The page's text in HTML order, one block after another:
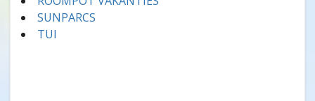
SUNPARCS
TUI